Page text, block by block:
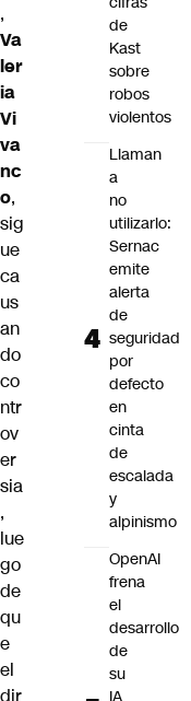
,
Va
ler
ia
Vi
va
nc
o,
sig
ue
ca
us
an
do
co
ntr
ov
er
sia
,
lue
go
de
qu
e
el
de
Kast
sobre
robos
violentos
Llaman
a
no
utilizarlo:
Sernac
emite
alerta
de
seguridad
por
defecto
en
cinta
de
escalada
y
alpinismo
OpenAI
frena
el
desarrollo
de
su
IA